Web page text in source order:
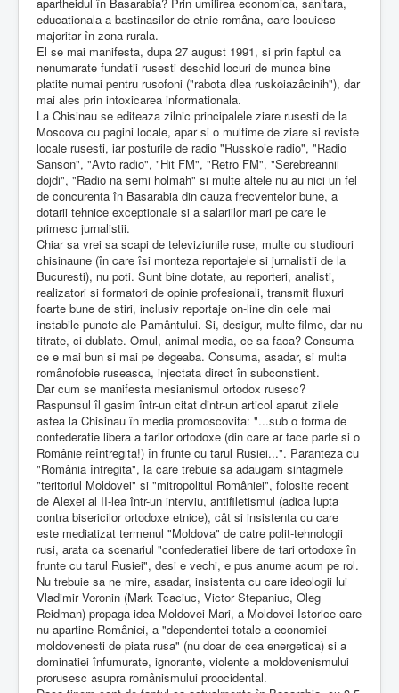
educationala a bastinasilor de etnie româna, care locuiesc
majoritar în zona rurala.
El se mai manifesta, dupa 27 august 1991, si prin faptul ca
nenumarate fundatii rusesti deschid locuri de munca bine
platite numai pentru rusofoni ("rabota dlea ruskoiazâcinih"), dar
mai ales prin intoxicarea informationala.
La Chisinau se editeaza zilnic principalele ziare rusesti de la
Moscova cu pagini locale, apar si o multime de ziare si reviste
locale rusesti, iar posturile de radio "Russkoie radio", "Radio
Sanson", "Avto radio", "Hit FM", "Retro FM", "Serebreannii
dojdi", "Radio na semi holmah" si multe altele nu au nici un fel
de concurenta în Basarabia din cauza frecventelor bune, a
dotarii tehnice exceptionale si a salariilor mari pe care le
primesc jurnalistii.
Chiar sa vrei sa scapi de televiziunile ruse, multe cu studiouri
chisinaune (în care îsi monteza reportajele si jurnalistii de la
Bucuresti), nu poti. Sunt bine dotate, au reporteri, analisti,
realizatori si formatori de opinie profesionali, transmit fluxuri
foarte bune de stiri, inclusiv reportaje on-line din cele mai
instabile puncte ale Pamântului. Si, desigur, multe filme, dar nu
titrate, ci dublate. Omul, animal media, ce sa faca? Consuma
ce e mai bun si mai pe degeaba. Consuma, asadar, si multa
românofobie ruseasca, injectata direct în subconstient.
Dar cum se manifesta mesianismul ortodox rusesc?
Raspunsul îl gasim într-un citat dintr-un articol aparut zilele
astea la Chisinau în media promoscovita: "...sub o forma de
confederatie libera a tarilor ortodoxe (din care ar face parte si o
Românie reîntregita!) în frunte cu tarul Rusiei...". Paranteza cu
"România întregita", la care trebuie sa adaugam sintagmele
"teritoriul Moldovei" si "mitropolitul României", folosite recent
de Alexei al II-lea într-un interviu, antifiletismul (adica lupta
contra bisericilor ortodoxe etnice), cât si insistenta cu care
este mediatizat termenul "Moldova" de catre polit-tehnologii
rusi, arata ca scenariul "confederatiei libere de tari ortodoxe în
frunte cu tarul Rusiei", desi e vechi, e pus anume acum pe rol.
Nu trebuie sa ne mire, asadar, insistenta cu care ideologii lui
Vladimir Voronin (Mark Tcaciuc, Victor Stepaniuc, Oleg
Reidman) propaga idea Moldovei Mari, a Moldovei Istorice care
nu apartine României, a "dependentei totale a economiei
moldovenesti de piata rusa" (nu doar de cea energetica) si a
dominatiei înfumurate, ignorante, violente a moldovenismului
prorusesc asupra românismului proocidental.